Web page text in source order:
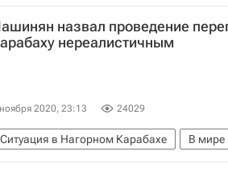
Азербайджан
Нагорно-Карабахская
Министерство иностранных дел
назвал проведение
нереалистичным
2020, 23:13 24029
Ситуация в Нагорном Карабахе В мире
Нагорно-Карабахская Республика